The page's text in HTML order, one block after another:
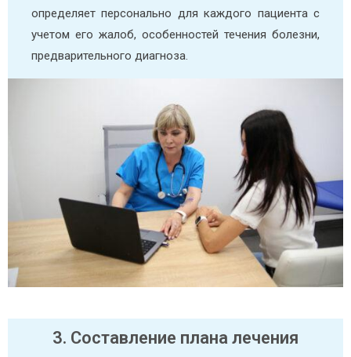
определяет персонально для каждого пациента с
учетом его жалоб, особенностей течения болезни,
предварительного диагноза.
3. Составление плана лечения